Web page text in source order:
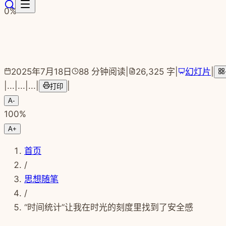
跳转到主要内容
0%
2025年7月18日 88 分钟阅读 26,325 字 幻灯片
... ... ... 打印
A-
100%
A+
首页
/
思想随笔
/
“时间统计”让我在时光的刻度里找到了安全感